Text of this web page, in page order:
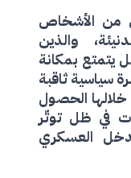
من الأشخاص
والذين
يتمتع بمكانة
سياسية ثاقبة
الحصول
في ظل توتّر
العسكري